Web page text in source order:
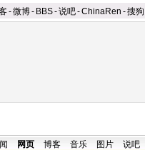
-微博- BBS-说吧-ChinaRen -搜狗
网页 博客 音乐 图片 说吧